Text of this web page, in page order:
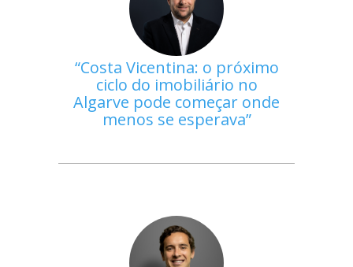
Costa Vicentina: o próximo
ciclo do imobiliário no
Algarve pode começar onde
menos se esperava